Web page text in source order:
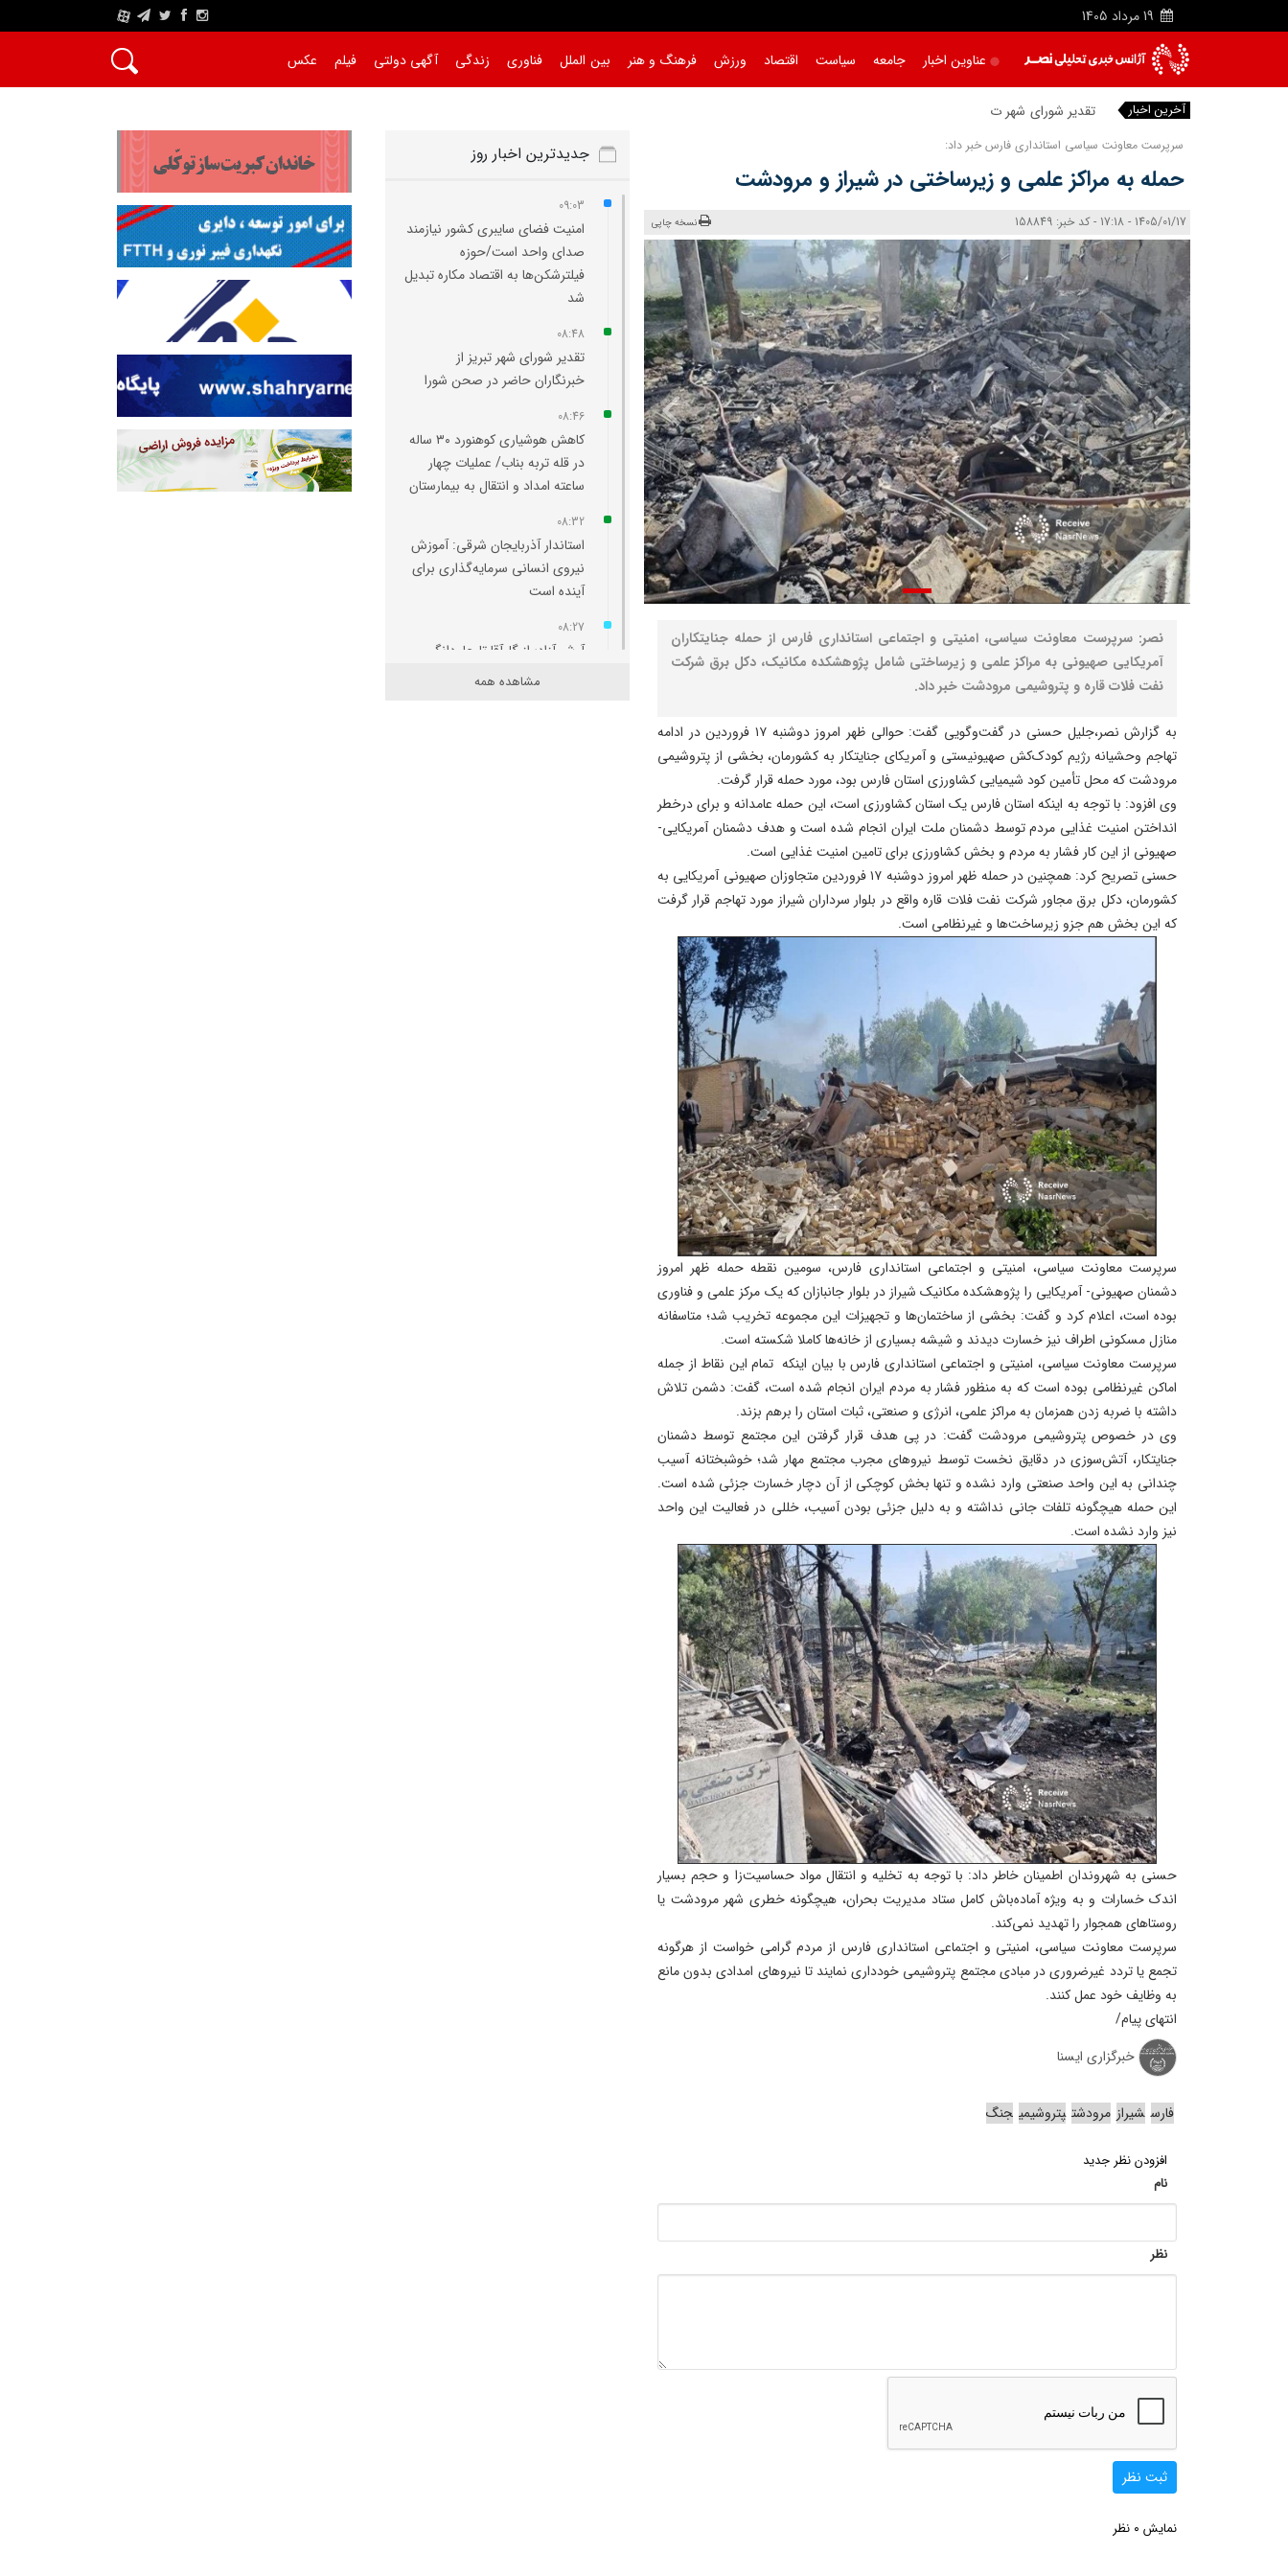
19 مرداد 1405
A
عناوین اخبار جامعه سیاست اقتصاد ورزش فرهنگ و هنر بین الملل فناوری زندگی آگهی دولتی فیلم عکس
آخرین اخبار
سرپرست معاونت سیاسی استانداری فارس خبر داد:
حمله به مراکز علمی و زیرساختی در شیراز و مرودشت
1405/01/17 - 17:18 - کد خبر: 158849 نسخه چاپی
نصر: سرپرست معاونت سیاسی، امنیتی و اجتماعی استانداری فارس از حمله جنایتکاران
آمریکایی صهیونی به مراکز علمی و زیرساختی شامل پژوهشکده مکانیک، دکل برق شرکت
نفت فلات قاره و پتروشیمی مرودشت خبر داد.
به گزارش نصر،جلیل حسنی در گفت‌وگویی گفت: حوالی ظهر امروز دوشنبه ۱۷ فروردین در ادامه
تهاجم وحشیانه رژیم کودک‌کش صهیونیستی و آمریکای جنایتکار به کشورمان، بخشی از پتروشیمی
مرودشت که محل تأمین کود شیمیایی کشاورزی استان فارس بود، مورد حمله قرار گرفت.
وی افزود: با توجه به اینکه استان فارس یک استان کشاورزی است، این حمله عامدانه و برای درخطر
انداختن امنیت غذایی مردم توسط دشمنان ملت ایران انجام شده است و هدف دشمنان آمریکایی-
صهیونی از این کار فشار به مردم و بخش کشاورزی برای تامین امنیت غذایی است.
حسنی تصریح کرد: همچنین در حمله ظهر امروز دوشنبه ۱۷ فروردین متجاوزان صهیونی آمریکایی به
کشورمان، دکل برق مجاور شرکت نفت فلات قاره واقع در بلوار سرداران شیراز مورد تهاجم قرار گرفت
که این بخش هم جزو زیرساخت‌ها و غیرنظامی است.
سرپرست معاونت سیاسی، امنیتی و اجتماعی استانداری فارس، سومین نقطه حمله ظهر امروز
دشمنان صهیونی- آمریکایی را پژوهشکده مکانیک شیراز در بلوار جانبازان که یک مرکز علمی و فناوری
بوده است، اعلام کرد و گفت: بخشی از ساختمان‌ها و تجهیزات این مجموعه تخریب شد؛ متاسفانه
منازل مسکونی اطراف نیز خسارت دیدند و شیشه بسیاری از خانه‌ها کاملا شکسته است.
سرپرست معاونت سیاسی، امنیتی و اجتماعی استانداری فارس با بیان اینکه تمام این نقاط از جمله
اماکن غیرنظامی بوده است که به منظور فشار به مردم ایران انجام شده است، گفت: دشمن تلاش
داشته با ضربه زدن همزمان به مراکز علمی، انرژی و صنعتی، ثبات استان را برهم بزند.
وی در خصوص پتروشیمی مرودشت گفت: در پی هدف قرار گرفتن این مجتمع توسط دشمنان
جنایتکار، آتش‌سوزی در دقایق نخست توسط نیروهای مجرب مجتمع مهار شد؛ خوشبختانه آسیب
چندانی به این واحد صنعتی وارد نشده و تنها بخش کوچکی از آن دچار خسارت جزئی شده است.
این حمله هیچگونه تلفات جانی نداشته و به دلیل جزئی بودن آسیب، خللی در فعالیت این واحد
نیز وارد نشده است.
حسنی به شهروندان اطمینان خاطر داد: با توجه به تخلیه و انتقال مواد حساسیت‌زا و حجم بسیار
اندک خسارات و به ویژه آماده‌باش کامل ستاد مدیریت بحران، هیچگونه خطری شهر مرودشت یا
روستاهای همجوار را تهدید نمی‌کند.
سرپرست معاونت سیاسی، امنیتی و اجتماعی استانداری فارس از مردم گرامی خواست از هرگونه
تجمع یا تردد غیرضروری در مبادی مجتمع پتروشیمی خودداری نمایند تا نیروهای امدادی بدون مانع
به وظایف خود عمل کنند.
انتهای پیام/
خبرگزاری ایسنا
فارس شیراز مرودشت پتروشیمی جنگ
افزودن نظر جدید
نام
نظر
ثبت نظر
نمایش 0 نظر
جدیدترین اخبار روز
09:03
امنیت فضای سایبری کشور نیازمند
صدای واحد است/حوزه
فیلترشکن‌ها به اقتصاد مکاره تبدیل
شد
08:48
تقدیر شورای شهر تبریز از
خبرنگاران حاضر در صحن شورا
08:46
کاهش هوشیاری کوهنورد ۳۰ ساله
در قله تربه بناب/ عملیات چهار
ساعته امداد و انتقال به بیمارستان
08:32
استاندار آذربایجان شرقی: آموزش
نیروی انسانی سرمایه‌گذاری برای
آینده است
08:27
آرش آزاد؛ از گل‌آقا تا جاودانگی
مشاهده همه